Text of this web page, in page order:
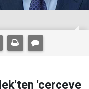
'çerçeve